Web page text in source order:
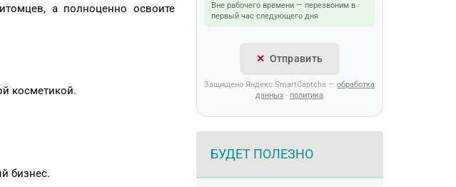
а полноценно освоите
косметикой.
бизнес.
Вне рабочего времени — перезвоним в
первый час следующего дня
Отправить
Защищено Яндекс SmartCaptcha —обработка
данных · политика
БУДЕТ ПОЛЕЗНО